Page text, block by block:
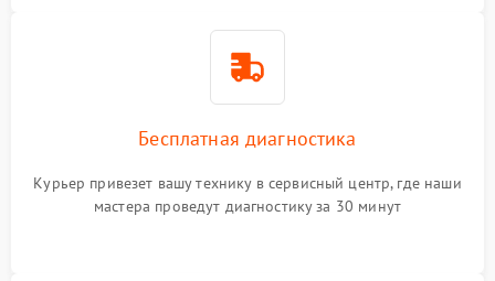
Бесплатная диагностика
Курьер привезет вашу технику в сервисный центр, где наши
мастера проведут диагностику за 30 минут